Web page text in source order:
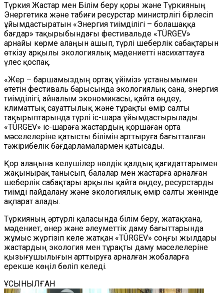
Түркия Жастар мен Білім беру қоры және Түркияның
Энергетика және табиғи ресурстар министрлігі бірлесіп
ұйымдастыратын «Энергия тиімділігі – болашаққа
бағдар» тақырыбындағы фестивальде «TÜRGEV»
арнайы көрме алаңын ашып, түрлі шеберлік сабақтарын
өткізу арқылы экологиялық мәдениетті насихаттауға
үлес қоспақ.
«Жер – баршамыздың ортақ үйіміз» ұстанымымен
өтетін фестиваль барысында экологиялық сана, энергия
тиімділігі, айналым экономикасы, қайта өңдеу,
климаттық сауаттылық және тұрақты өмір салты
тақырыптарында түрлі іс-шара ұйымдастырылады.
«TÜRGEV» іс-шараға жастардың қоршаған орта
мәселелеріне қатысты білімін арттыруға бағытталған
тәжірибелік бағдарламалармен қатысады.
Қор алаңына келушілер нөлдік қалдық қағидаттарымен
жақынырақ танысып, балалар мен жастарға арналған
шеберлік сабақтары арқылы қайта өңдеу, ресурстарды
тиімді пайдалану және экологиялық өмір салты жөнінде
ақпарат алады.
Түркияның әртүрлі қаласында білім беру, жатақхана,
мәдениет, өнер және әлеуметтік даму бағыттарында
жұмыс жүргізіп келе жатқан «TÜRGEV» соңғы жылдары
жастардың экология мен тұрақты даму мәселелеріне
қызығушылығын арттыруға арналған жобаларға
ерекше көңіл бөліп келеді.
ҰСЫНЫЛҒАН